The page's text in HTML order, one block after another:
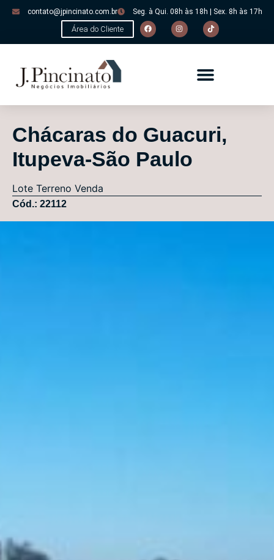
contato@jpincinato.com.br Seg. à Qui. 08h às 18h | Sex. 8h às 17h
Área do Cliente
Chácaras do Guacuri,
Itupeva-São Paulo
Lote Terreno Venda
Cód.: 22112